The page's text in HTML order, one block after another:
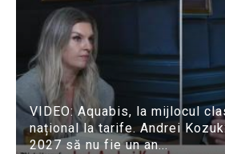
VIDEO: Aquabis, la mijlocul
național la tarife. Andrei
2027 să nu fie un an...